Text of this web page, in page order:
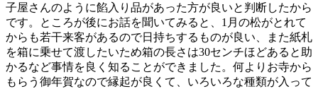
子屋さんのように餡入り品があった方が良いと判断したから
です。ところが後にお話を聞いてみると、1月の松がとれて
からも若干来客があるので日持ちするものが良い、また紙札
を箱に乗せて渡したいため箱の長さは30センチほどあると助
かるなど事情を良く知ることができました。何よりお寺から
もらう御年賀なので縁起が良くて、いろいろな種類が入って